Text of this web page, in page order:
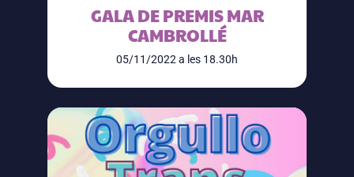
GALA DE PREMIS MAR
CAMBROLLÉ
05/11/2022 a les 18.30h